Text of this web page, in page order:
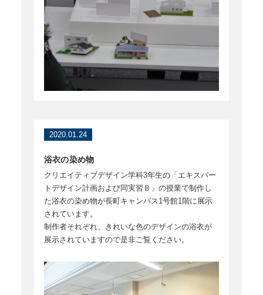
2020.01.24
浴衣の染め物
クリエイティブデザイン学科3年生の「エキスパー
トデザイン計画および同実習Ｂ」の授業で制作し
た浴衣の染め物が長町キャンパス1号館1階に展示
されています。
制作者それぞれ、きれいな色のデザインの浴衣が
展示されていますので是非ご覧ください。